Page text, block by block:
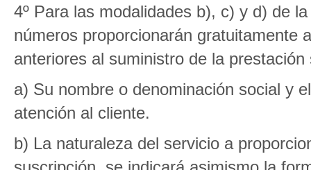
4º Para las modalidades b), c) y d) de
números proporcionarán gratuitamente
anteriores al suministro de la
a) Su nombre o denominación social y
atención al cliente.
b) La naturaleza del servicio a